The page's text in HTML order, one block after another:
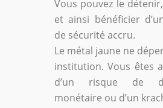
Vous pouvez le
et ainsi bénéficier
de sécurité accru.
Le métal jaune ne
institution. Vous êtes
d’un risque de
monétaire ou d’un